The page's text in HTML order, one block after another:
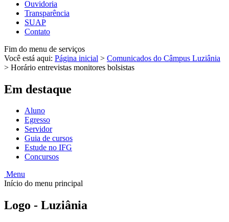
Ouvidoria
Transparência
SUAP
Contato
Fim do menu de serviços
Você está aqui: Página inicial > Comunicados do Câmpus Luziânia
> Horário entrevistas monitores bolsistas
Em destaque
Aluno
Egresso
Servidor
Guia de cursos
Estude no IFG
Concursos
Menu
Início do menu principal
Logo - Luziânia